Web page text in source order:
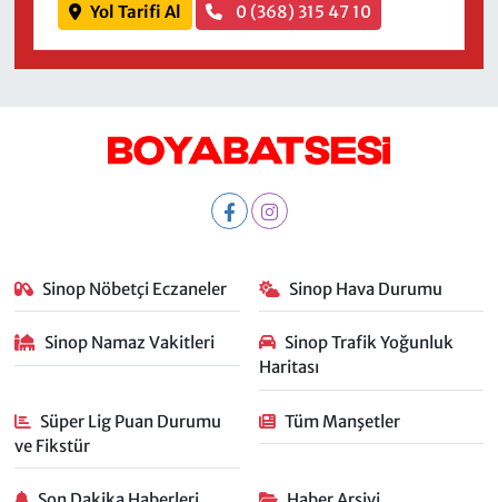
Yol Tarifi Al 0 (368) 315 47 10
Sinop Nöbetçi Eczaneler Sinop Hava Durumu
Sinop Namaz Vakitleri
Sinop Trafik Yoğunluk
Haritası
Süper Lig Puan Durumu
ve Fikstür
Tüm Manşetler